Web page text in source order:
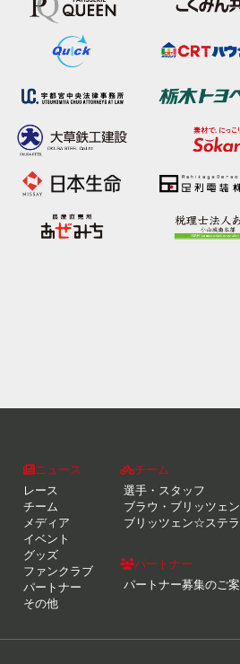
ニュース
レース
チーム
メディア
イベント
グッズ
ファンクラブ
パートナー
その他
チーム
選手・スタッフ
ブラウ・ブリッツェン
ブリッツェン☆ステラ
パートナー
パートナー募集のご